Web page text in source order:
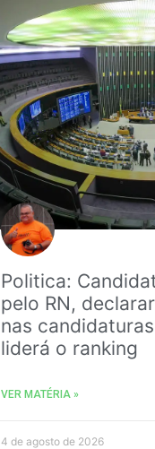
Politica:
pelo RN,
nas
liderá o ranking
VER MATÉRIA »
4 de agosto de 2026